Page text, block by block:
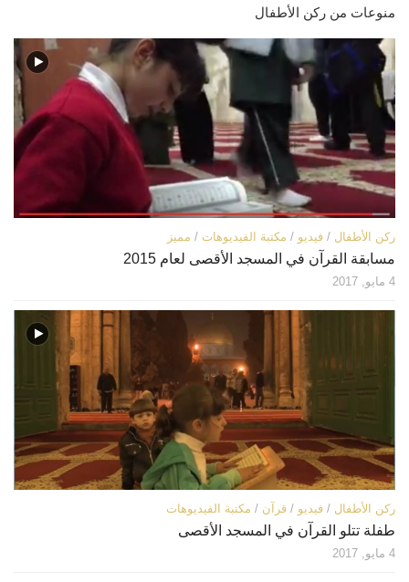
قصص
فيديو
صور
أخرى
اتصل بنا
الموقع الأم
منوعات من ركن الأطفال
ركن الأطفال / فيديو / مكتبة الفيديوهات / مميز
مسابقة القرآن في المسجد الأقصى لعام 2015
4 مايو, 2017
ركن الأطفال / فيديو / قرآن / مكتبة الفيديوهات
طفلة تتلو القرآن في المسجد الأقصى
4 مايو, 2017